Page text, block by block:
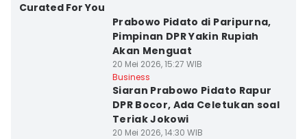
Curated For You
Prabowo Pidato di Paripurna,
Pimpinan DPR Yakin Rupiah
Akan Menguat
20 Mei 2026, 15:27 WIB
Business
Siaran Prabowo Pidato Rapur
DPR Bocor, Ada Celetukan soal
Teriak Jokowi
20 Mei 2026, 14:30 WIB